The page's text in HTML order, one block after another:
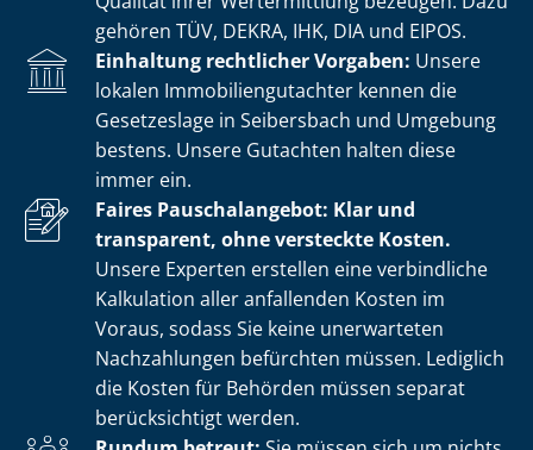
gehören TÜV, DEKRA, IHK, DIA und EIPOS.
Einhaltung rechtlicher Vorgaben: Unsere
lokalen Im­mo­bi­li­en­gut­ach­ter kennen die
Gesetzeslage in Seibersbach und Umgebung
bestens. Unsere Gutachten halten diese
immer ein.
Faires Pauschalangebot: Klar und
transparent, ohne versteckte Kosten.
Unsere Experten erstellen eine verbindliche
Kalkulation aller anfallenden Kosten im
Voraus, sodass Sie keine unerwarteten
Nachzahlungen befürchten müssen. Lediglich
die Kosten für Behörden müssen separat
berücksichtigt werden.